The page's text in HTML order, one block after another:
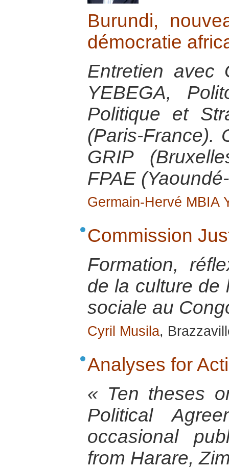
Burundi,
démocratie
Entretien avec
YEBEGA,
Politique et
(Paris-France).
GRIP
FPAE
Germain-Hervé MBIA
Commission
Formation,
de la culture de
sociale au
Cyril Musila,
Analyses for
« Ten theses
Political
occasional
from Harare,